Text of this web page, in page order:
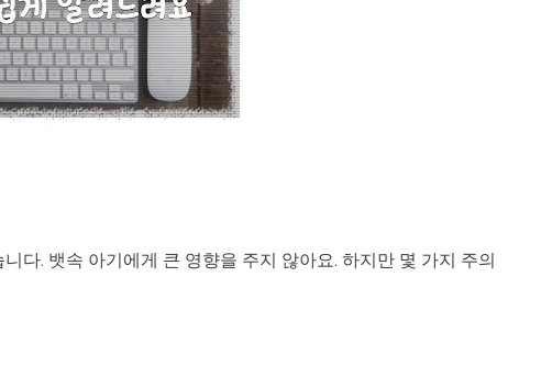
다. 뱃속 아기에게 큰 영향을 주지 않아요. 하지만 몇 가지 주의